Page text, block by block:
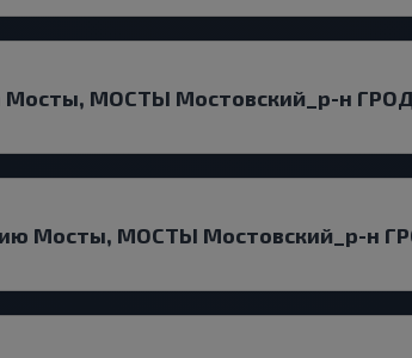
Мосты, МОСТЫ Мостовский_р-н
Мосты, МОСТЫ Мостовский_р-н